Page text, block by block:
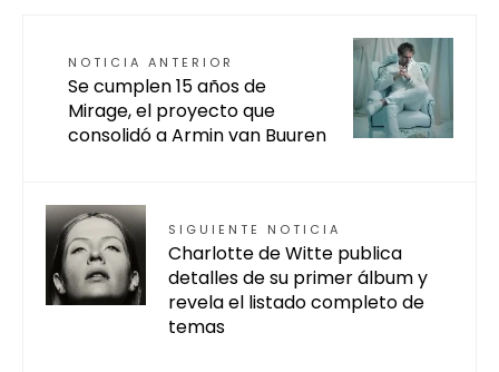
NOTICIA ANTERIOR
Se cumplen 15 años de
Mirage, el proyecto que
consolidó a Armin van Buuren
SIGUIENTE NOTICIA
Charlotte de Witte publica
detalles de su primer álbum y
revela el listado completo de
temas